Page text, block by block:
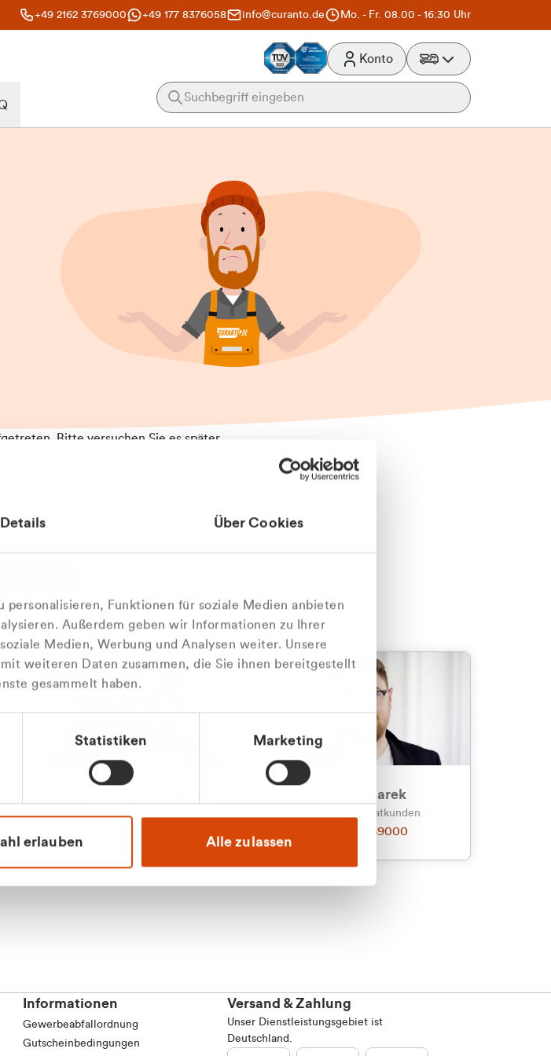
Details Über Cookies
Funktionen für soziale Medien anbieten
Außerdem geben wir Informationen zu Ihrer
Medien, Werbung und Analysen weiter. Unsere
weiteren Daten zusammen, die Sie ihnen bereitgestellt
gesammelt haben.
Statistiken Marketing
erlauben Alle zulassen
+49 2162 3769000 +49 177 8376058 info@curanto.de Mo. - Fr. 08.00 - 16:30 Uhr
Konto
Bitte versuchen Sie es später
uns für eventuelle
Sie uns persönlich
für Sie da
Julian Marek
Vertrieb - Privatkunden
0216 237 69000
Informationen
Gewerbeabfallordnung
Gutscheinbedingungen
Versand & Zahlung
Unser Dienstleistungsgebiet ist
Deutschland.